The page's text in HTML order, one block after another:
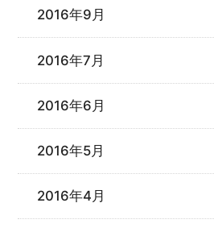
2016年9月
2016年7月
2016年6月
2016年5月
2016年4月